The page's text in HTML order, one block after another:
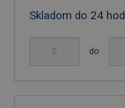
Skladom do 24 hod
do